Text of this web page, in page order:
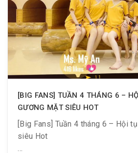
thưởng lớn
[BIG FANS] TUẦN 4 THÁNG 6 –
GƯƠNG MẶT SIÊU HOT
[Big Fans] Tuần 4 tháng 6 – Hội
siêu Hot